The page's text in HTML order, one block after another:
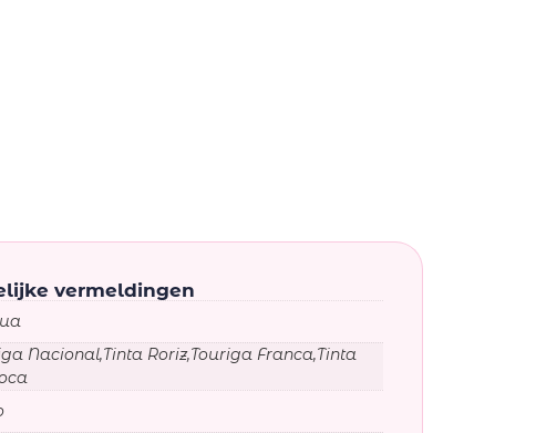
vermeldingen
Nacional,Tinta Roriz,Touriga Franca,Tinta